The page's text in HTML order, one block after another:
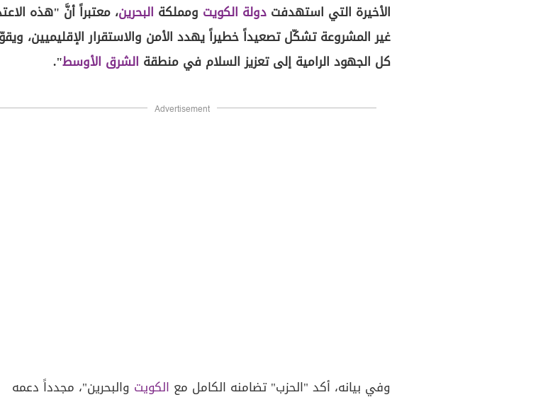
الأخيرة التي استهدفت دولة الكويت ومملكة البحرين، معتبراً أنَّ "هذه
غير المشروعة تشكّل تصعيداً خطيراً يهدد الأمن والاستقرار الإقليميين،
كل الجهود الرامية إلى تعزيز السلام في منطقة الشرق الأوسط".
Advertisement
وفي بيانه، أكد "الحزب" تضامنه الكامل مع الكويت والبحرين"، مجدداً دعمه